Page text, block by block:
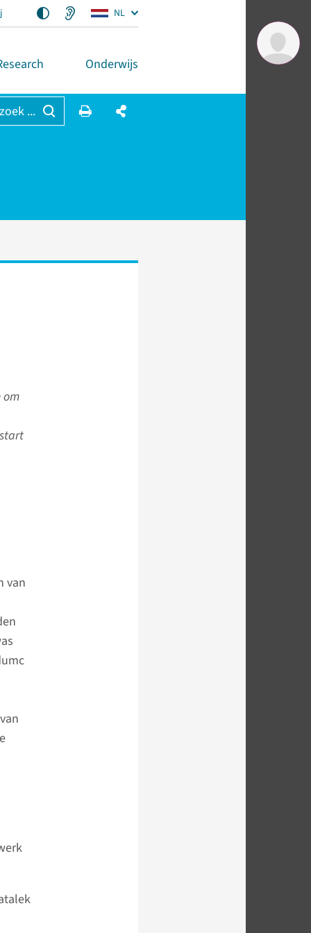
NL
Onderwijs
...
om
van